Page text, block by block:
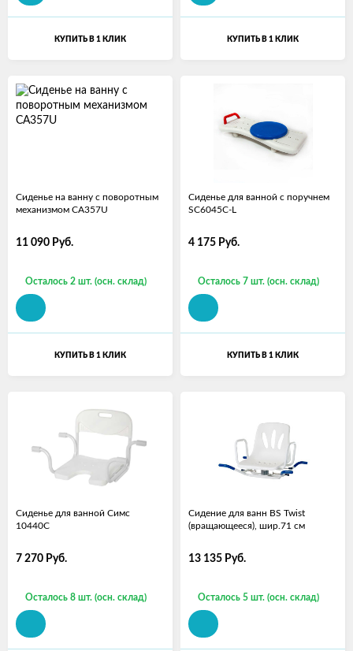
КУПИТЬ В 1 КЛИК КУПИТЬ В 1 КЛИК
Сиденье на ванну с поворотным
механизмом CA357U
11 090 Руб.
Осталось 2 шт. (осн. склад)
КУПИТЬ В 1 КЛИК
Сиденье для ванной с поручнем
SC6045C-L
4 175 Руб.
Осталось 7 шт. (осн. склад)
КУПИТЬ В 1 КЛИК
Сиденье для ванной Симс
10440C
7 270 Руб.
Осталось 8 шт. (осн. склад)
Сидение для ванн BS Twist
(вращающееся), шир.71 см
13 135 Руб.
Осталось 5 шт. (осн. склад)